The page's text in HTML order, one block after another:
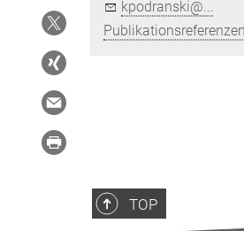
kpodranski@...
Publikationsreferenzen
TOP